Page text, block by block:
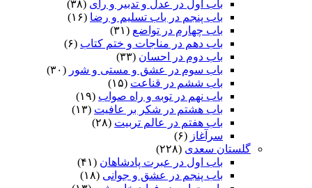
باب اول در عدل و تدبیر و رای (۳۸)
باب پنجم در باب تسلیم و رضا (۱۶)
باب چهارم در تواضع (۳۱)
باب دهم در مناجات و ختم کتاب (۶)
باب دوم در احسان (۳۳)
باب سوم در عشق و مستی و شور (۳۰)
باب ششم در قناعت (۱۵)
باب نهم در توبه و راه صواب (۱۹)
باب هشتم در شکر بر عافیت (۱۳)
باب هفتم در عالم تربیت (۲۸)
سرآغاز (۶)
گلستان سعدی (۲۲۸)
باب اول در عبرت پادشاهان (۴۱)
باب پنجم در عشق و جوانى (۱۸)